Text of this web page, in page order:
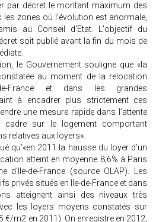
par décret le montant maximum des
les zones où l'évolution est anormale,
au Conseil d'Etat. L'objectif du
soit publié avant la fin du mois de
le Gouvernement souligne que «la
au moment de la relocation
France et dans les grandes
à encadrer plus strictement ces
une mesure rapide dans l’attente
cadre sur le logement comportant
relatives aux loyers».
qu’«en 2011 la hausse du loyer d’un
atteint en moyenne 8,6% à Paris
d’Ile-de-France (source OLAP). Les
privés situés en Ile-de-France et dans
atteignent ainsi des niveaux très
les loyers moyens constatés sur
€/m2 en 2011). On enregistre en 2012,